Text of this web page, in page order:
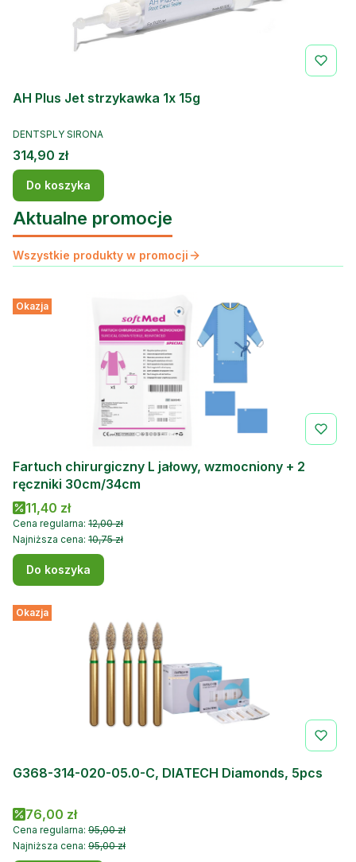
AH Plus Jet strzykawka 1x 15g
PRODUCENT
DENTSPLY SIRONA
Cena
314,90 zł
Do koszyka
Aktualne promocje
Wszystkie produkty w promocji
Okazja
Fartuch chirurgiczny L jałowy, wzmocniony + 2
ręczniki 30cm/34cm
Cena promocyjna
11,40 zł
Cena regularna: 12,00 zł
Najniższa cena: 10,75 zł
Do koszyka
Okazja
G368-314-020-05.0-C, DIATECH Diamonds, 5pcs
Cena promocyjna
76,00 zł
Cena regularna: 95,00 zł
Najniższa cena: 95,00 zł